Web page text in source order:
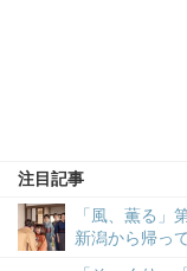
注目記事
「風、薫る
新潟から帰っ